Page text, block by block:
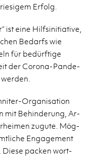
Er­folg.
ist eine Hilfs­in­itia­ti­ve,
Be­darfs wie
für be­dürf­ti­ge
der Co­ro­na-Pan­de­
Or­ga­ni­sa­ti­on
mit Be­hin­de­rung, Ar­
zu­gu­te. Mög­
En­ga­ge­ment
Diese pa­cken wort­